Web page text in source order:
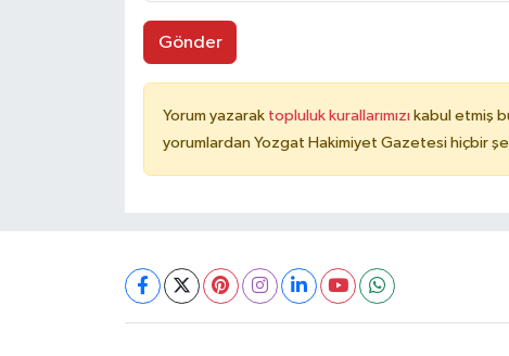
Gönder
Yorum yazarak topluluk kurallarımızı kabul etmiş
yorumlardan Yozgat Hakimiyet Gazetesi hiçbir